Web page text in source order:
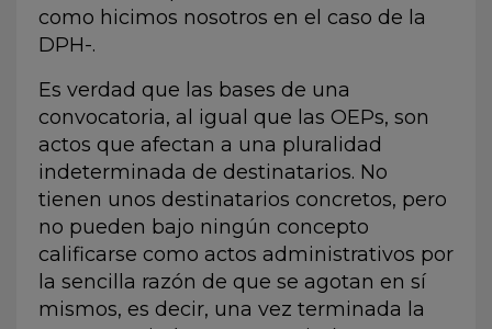
como hicimos nosotros en el caso de la
DPH-.
Es verdad que las bases de una
convocatoria, al igual que las OEPs, son
actos que afectan a una pluralidad
indeterminada de destinatarios. No
tienen unos destinatarios concretos, pero
no pueden bajo ningún concepto
calificarse como actos administrativos por
la sencilla razón de que se agotan en sí
mismos, es decir, una vez terminada la